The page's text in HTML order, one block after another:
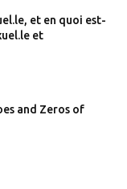
et en quoi est-
et
and Zeros of